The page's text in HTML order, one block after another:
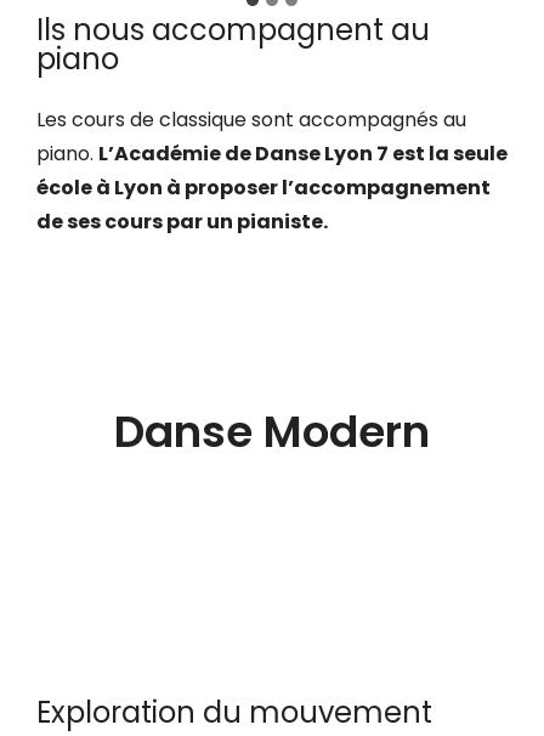
Ils nous accompagnent au
piano
Les cours de classique sont accompagnés au
piano. L’Académie de Danse Lyon 7 est la seule
école à Lyon à proposer l’accompagnement
de ses cours par un pianiste.
Danse Modern
Exploration du mouvement